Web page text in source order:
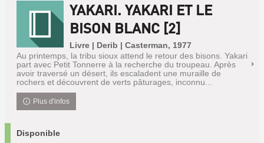
YAKARI. YAKARI ET LE
BISON BLANC [2]
Livre | Derib | Casterman, 1977
Au printemps, la tribu sioux attend le retour des bisons. Yakari
part avec Petit Tonnerre à la recherche du troupeau. Après
avoir traversé un désert, ils escaladent une muraille de
rochers et découvrent de verts pâturages, inconnu...
Plus d'infos
Disponible